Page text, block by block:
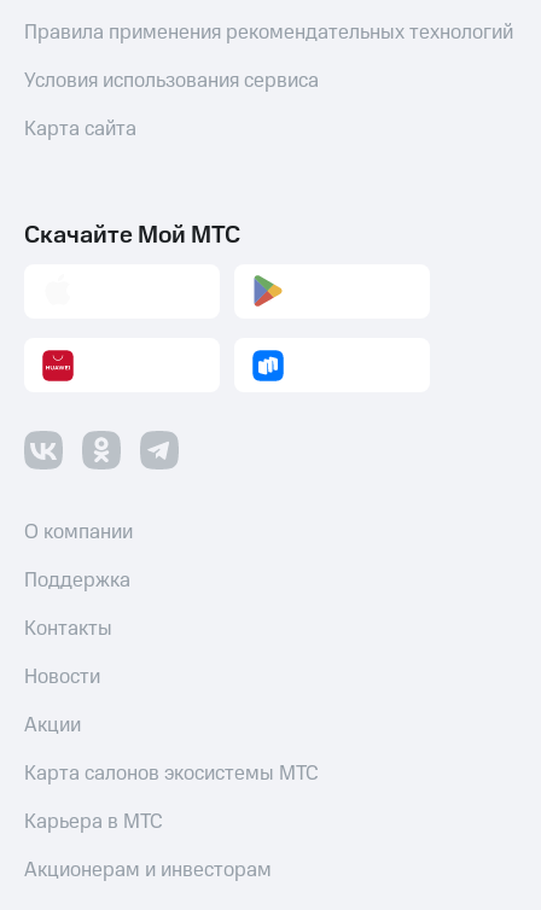
Правила применения рекомендательных технологий
Условия использования сервиса
Карта сайта
Скачайте Мой МТС
О компании
Поддержка
Контакты
Новости
Акции
Карта салонов экосистемы МТС
Карьера в МТС
Акционерам и инвесторам